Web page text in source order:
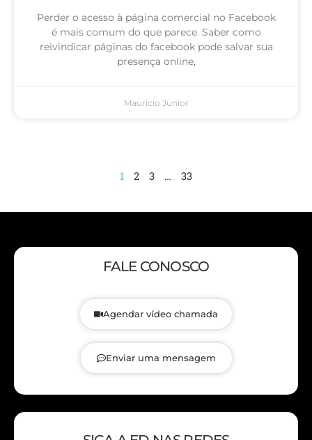
Perder o acesso à página comercial no Facebook
é mais comum do que parece. Saber como
reivindicar páginas do facebook pode salvar sua
presença online,
Mauricio Junior
1 2 3 … 33
FALE CONOSCO
Agendar vídeo chamada
Enviar uma mensagem